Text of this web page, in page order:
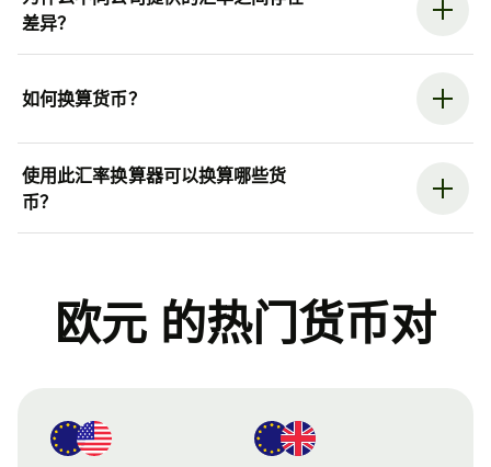
差异？
如何换算货币？
使用此汇率换算器可以换算哪些货
币？
欧元 的热门货币对